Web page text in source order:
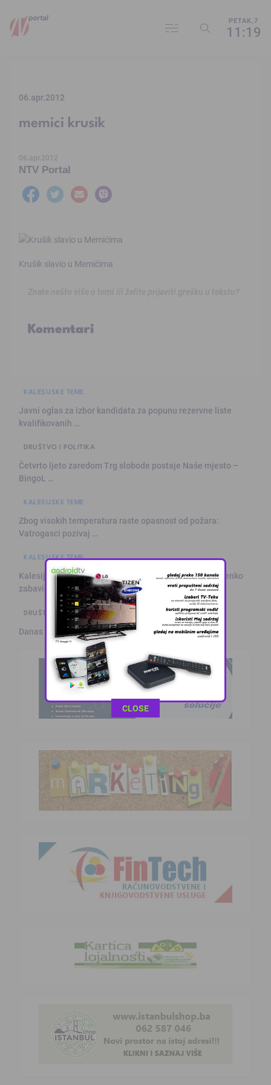
PETAK,7
11:19
06.apr.2012
memici krusik
06.apr.2012
NTV Portal
Krušik slavio u Memićima
Komentari
KALESIJSKE TEME
Javni oglas za izbor kandidata za popunu rezervne liste
kvalifikovanih …
DRUŠTVO I POLITIKA
Četvrto ljeto zaredom Trg slobode postaje Naše mjesto –
BingoL …
KALESIJSKE TEME
Zbog visokih temperatura raste opasnost od požara:
Vatrogasci pozivaj …
KALESIJSKE TEME
Kalesijsko ljeto 2026 | Uživanje za sve generacije: Šarenko
zabavio …
DRUŠTVO I POLITIKA
Danas nova saslušanja saradnika MC Srebrenica
This popup will close in: 11
CLOSE